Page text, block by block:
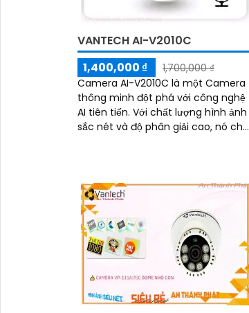
VANTECH AI-V2010C
1,400,000 ₫
1,700,000 ₫
Camera AI-V2010C là một Camera
thông minh đột phá với công nghệ
AI tiên tiến. Với chất lượng hình ảnh
sắc nét và độ phân giải cao, nó cho